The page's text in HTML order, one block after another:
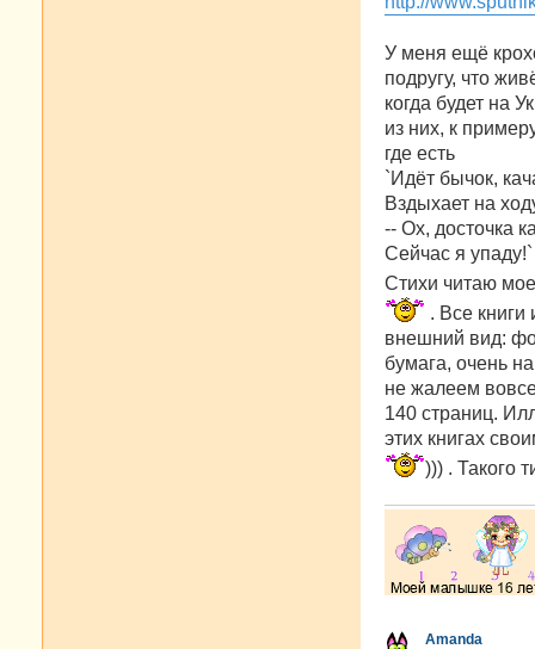
е
и
У меня ещё
подругу, что
когда будет на
из них, к
где есть
`Идёт бычок,
Вздыхает на
-- Ох, досточка
Сейчас я упаду!`
Стихи читаю
. Все
внешний вид:
бумага, очень
не жалеем
140 страниц.
этих книгах
))) . Такого
Amanda